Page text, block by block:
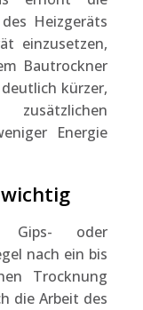
Heizgeräts
einzusetzen,
Bautrockner
kürzer,
Energie
Gips- oder
nach ein bis
Trocknung
die Arbeit des